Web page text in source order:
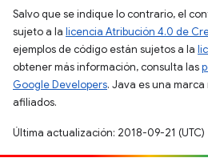
Salvo que se indique lo contrario, el
sujeto a la licencia Atribución 4.0 de
ejemplos de código están sujetos a la
obtener más información, consulta las
Google Developers. Java es una
afiliados.
Última actualización: 2018-09-21 (UTC)